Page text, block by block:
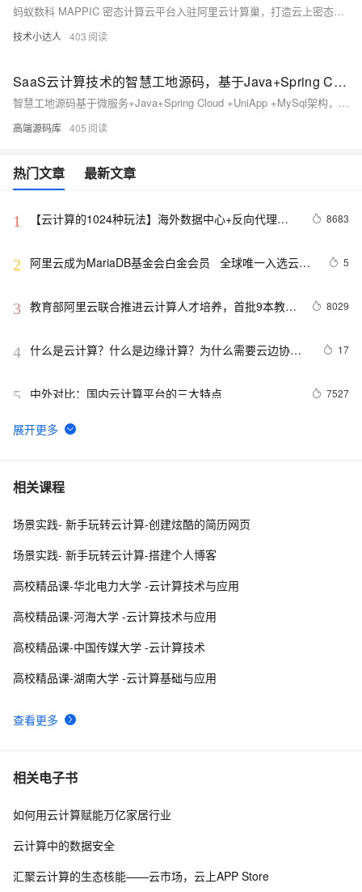
蚂蚁数科 MAPPIC 密态计算云平台入驻阿里云计算巢，打造云上密态计算服务
技术小达人 403
SaaS云计算技术的智慧工地源码，基于Java+Spring Cloud框架开发
智慧工地源码基于微服务+Java+Spring Cloud +UniApp +MySql架构，利用传感器、监控摄像头、AI、大数据等技术，实现施工现场的实时监测、数据分析与智能决策。平台涵盖人员、车辆、视频监控、施工质量、设备、环境和能耗管理七大维度，提供可视化管理、智能化报警、移动智能办公及分布计算存储等功能，全面提升工地的安全性、效率和质量。
高端源码库 405
热门文章 最新文章
1
【云计算的1024种玩法】海外数据中心+反向代理加
8683
2
阿里云成为MariaDB基金会白金会员   全球唯一入选云计
5
3 教育部阿里云联合推进云计算人才培养，首批9本教材
8029
4 什么是云计算？什么是边缘计算？为什么需要云边协
17
5 中外对比：国内云计算平台的三大特点 7527
6
《阿里云认证的解析与实战-云计算ACP认证》——前言
7 🚀 阿里云计算巢一键部署 OpenManus 社区版：释放 AI
8 云计算|OpenStack|社区版OpenStack安装部署文档（十
10阿里云计算巢 x MemVerge | 大内存云上联合解决方案速
相关课程
查看更多
场景实践- 新手玩转云计算-创建炫酷的简历网页
场景实践- 新手玩转云计算-搭建个人博客
高校精品课-华北电力大学 -云计算技术与应用
高校精品课-河海大学 -云计算技术与应用
高校精品课-中国传媒大学 -云计算技术
高校精品课-湖南大学 -云计算基础与应用
相关电子书
如何用云计算赋能万亿家居行业
云计算中的数据安全
汇聚云计算的生态核能——云市场，云上APP Store